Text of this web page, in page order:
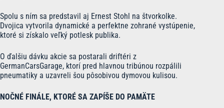
Spolu s ním sa predstavil aj Ernest Stohl na štvorkolke.
Dvojica vytvorila dynamické a perfektne zohrané vystúpenie,
ktoré si získalo veľký potlesk publika.
O ďalšiu dávku akcie sa postarali driftéri z
GermanCarsGarage, ktorí pred hlavnou tribúnou rozpálili
pneumatiky a uzavreli šou pôsobivou dymovou kulisou.
NOČNÉ FINÁLE, KTORÉ SA ZAPÍŠE DO PAMÄTE